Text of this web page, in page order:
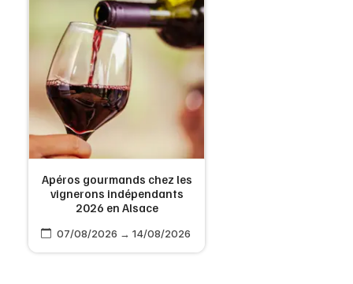
Apéros gourmands chez les
vignerons indépendants
2026 en Alsace
07/08/2026 → 14/08/2026